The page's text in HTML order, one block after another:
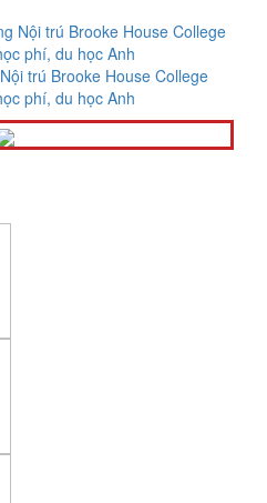
trú Brooke House College
phí, du học Anh